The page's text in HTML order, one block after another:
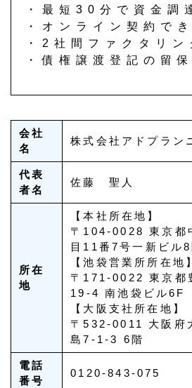
・最短30分で資金調
・オンライン契約でき
・2社間ファクタリン
・債権譲渡登記の留
会社
名
株式会社アドプラン
代表
者名
佐藤 聖人
所在
地
【本社所在地】
〒104-0028 東京都
目11番7号一新ビル8
【池袋営業所所在地】
〒171-0022 東京都
19-4 南池袋ビル6F
【大阪支社所在地】
〒532-0011 大阪府
島7-1-3 6階
電話
番号
0120-843-075